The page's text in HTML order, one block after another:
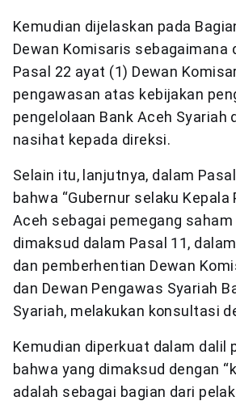
Kemudian dijelaskan pada
Dewan Komisaris sebagaimana
Pasal 22 ayat (1) Dewan
pengawasan atas kebijakan
pengelolaan Bank Aceh Syariah
nasihat kepada direksi.
Selain itu, lanjutnya, dalam
bahwa “Gubernur selaku
Aceh sebagai pemegang
dimaksud dalam Pasal 11,
dan pemberhentian Dewan
dan Dewan Pengawas Syariah
Syariah, melakukan konsultasi
Kemudian diperkuat dalam dalil
bahwa yang dimaksud dengan
adalah sebagai bagian dari